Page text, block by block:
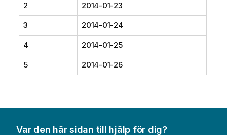
2 2014-01-23
3 2014-01-24
4 2014-01-25
5 2014-01-26
Var den här sidan till hjälp för dig?